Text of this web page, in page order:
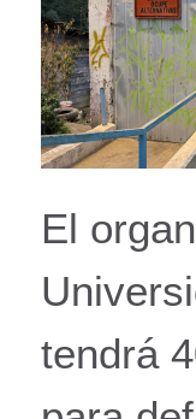
El
tendrá